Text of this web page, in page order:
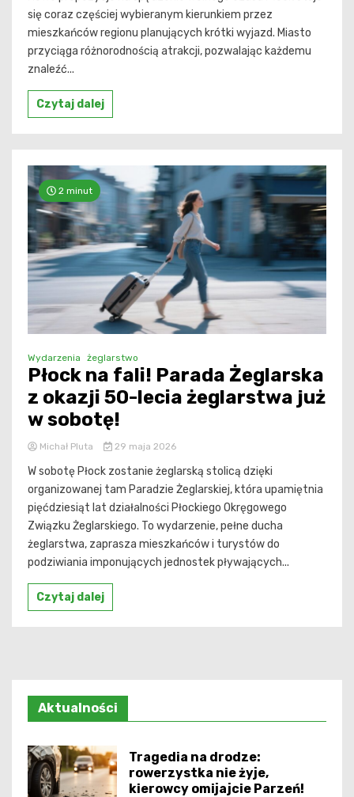
się coraz częściej wybieranym kierunkiem przez
mieszkańców regionu planujących krótki wyjazd. Miasto
przyciąga różnorodnością atrakcji, pozwalając każdemu
znaleźć...
Czytaj dalej
2 minut
Wydarzenia żeglarstwo
Płock na fali! Parada Żeglarska
z okazji 50-lecia żeglarstwa już
w sobotę!
Michał Pluta 29 maja 2026
W sobotę Płock zostanie żeglarską stolicą dzięki
organizowanej tam Paradzie Żeglarskiej, która upamiętnia
pięćdziesiąt lat działalności Płockiego Okręgowego
Związku Żeglarskiego. To wydarzenie, pełne ducha
żeglarstwa, zaprasza mieszkańców i turystów do
podziwiania imponujących jednostek pływających...
Czytaj dalej
Aktualności
Tragedia na drodze:
rowerzystka nie żyje,
kierowcy omijajcie Parzeń!